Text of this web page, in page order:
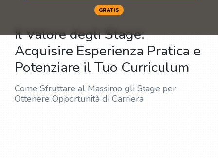
GRATIS
Il Valore degli Stage:
Acquisire Esperienza Pratica e
Potenziare il Tuo Curriculum
Come Sfruttare al Massimo gli Stage per
Ottenere Opportunità di Carriera